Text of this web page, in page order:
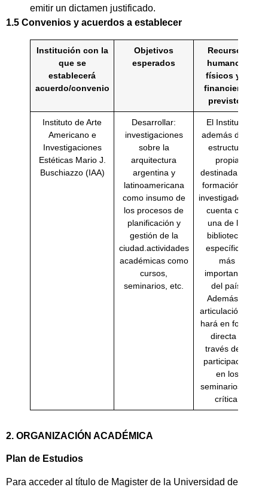
emitir un dictamen justificado.
1.5 Convenios y acuerdos a establecer
Institución con la
que se
establecerá
acuerdo/convenio
Objetivos
esperados
Recursos
humanos,
físicos y/o
financieros
previstos
Instituto de Arte
Americano e
Investigaciones
Estéticas Mario J.
Buschiazzo (IAA)
Desarrollar:
investigaciones
sobre la
arquitectura
argentina y
latinoamericana
como insumo de
los procesos de
planificación y
gestión de la
ciudad.actividades
académicas como
cursos,
seminarios, etc.
El Instituto,
además de la
estructura
propia
destinada a la
formación de
investigadores,
cuenta con
una de las
bibliotecas
específicas
más
importantes
del país.
Además la
articulación se
hará en forma
directa a
través de la
participación
en los
seminarios de
crítica.
2. ORGANIZACIÓN ACADÉMICA
Plan de Estudios
Para acceder al título de Magister de la Universidad de